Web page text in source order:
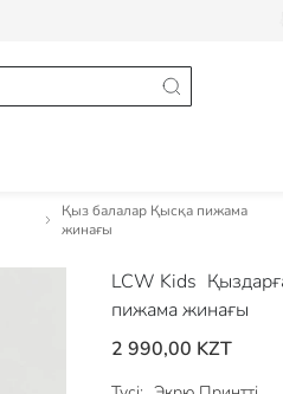
Қыз балалар Қысқа пижама
жинағы
LCW Kids
пижама жинағы
2 990,00 KZT